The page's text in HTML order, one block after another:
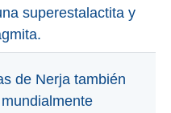
superestalactita y
de Nerja también